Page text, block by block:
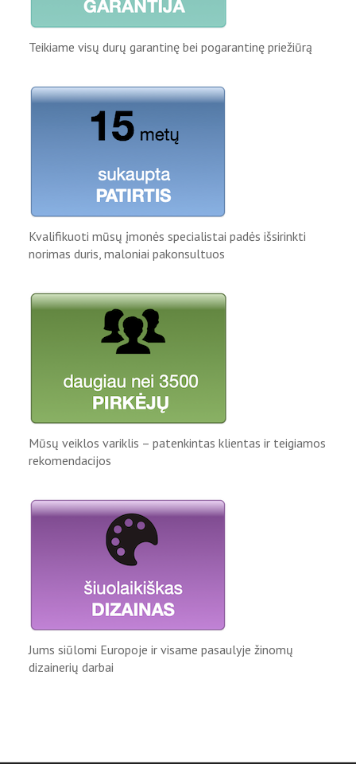
Teikiame visų durų garantinę bei pogarantinę priežiūrą
Kvalifikuoti mūsų įmonės specialistai padės išsirinkti
norimas duris, maloniai pakonsultuos
Mūsų veiklos variklis – patenkintas klientas ir teigiamos
rekomendacijos
Jums siūlomi Europoje ir visame pasaulyje žinomų
dizainerių darbai